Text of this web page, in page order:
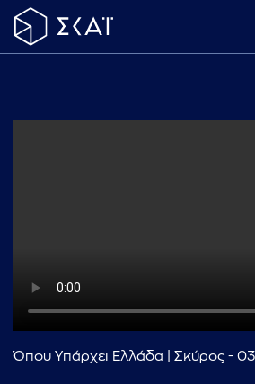
Όπου Υπάρχει Ελλάδα | Σκύρος -